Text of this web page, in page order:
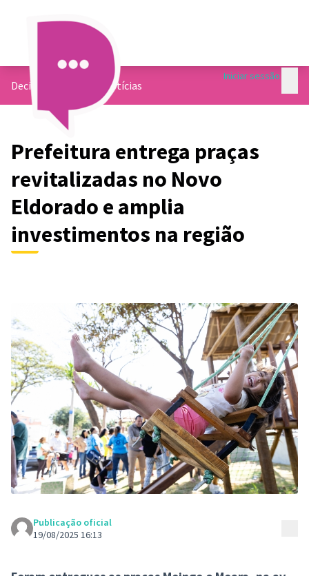
Iniciar sessão
Decide Contagem Notícias
Prefeitura entrega praças
revitalizadas no Novo
Eldorado e amplia
investimentos na região
Publicação oficial
19/08/2025 16:13